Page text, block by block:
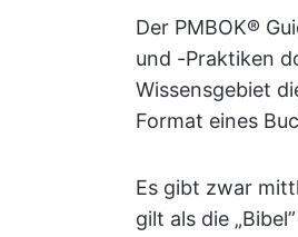
Der PMBOK®
und -Praktiken
Wissensgebiet
Format eines
Es gibt zwar
gilt als die